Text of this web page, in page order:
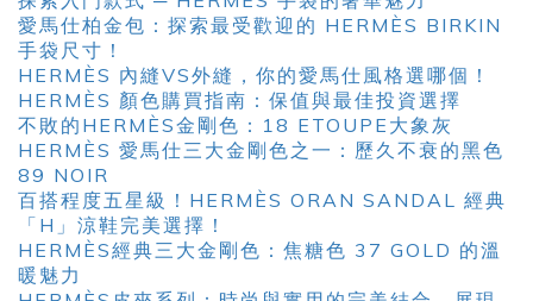
愛馬仕柏金包：探索最受歡迎的 HERMÈS BIRKIN
手袋尺寸！
HERMÈS 內縫VS外縫，你的愛馬仕風格選哪個！
HERMÈS 顏色購買指南：保值與最佳投資選擇
不敗的HERMÈS金剛色：18 ETOUPE大象灰
HERMÈS 愛馬仕三大金剛色之一：歷久不衰的黑色
89 NOIR
百搭程度五星級！HERMÈS ORAN SANDAL 經典
「H」涼鞋完美選擇！
HERMÈS經典三大金剛色：焦糖色 37 GOLD 的溫
暖魅力